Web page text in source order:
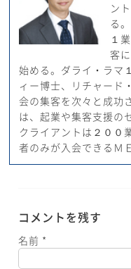
ン
る
１
客
始める。ダライ・ラマ
ィー博士、リチャード
会の集客を次々と成功
は、起業や集客支援の
クライアントは２００
者のみが入会できるＭ
コメントを残す
名前 *